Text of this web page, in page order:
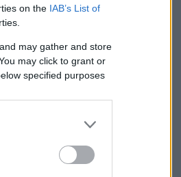
on the IAB’s List of
may gather and store
may click to grant or
specified purposes